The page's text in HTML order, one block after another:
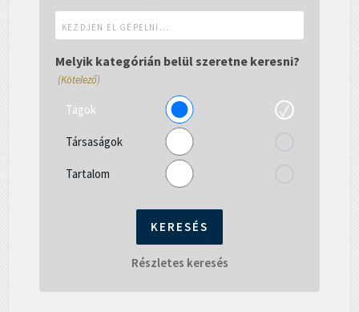
el
gépelni...
Melyik kategórián belül szeretne keresni?
(Kötelező)
Tagok
Társaságok
Tartalom
Részletes keresés